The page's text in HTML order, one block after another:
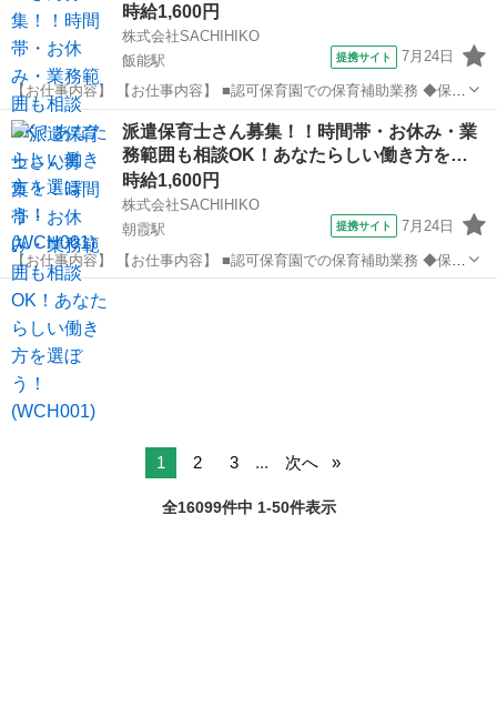
時給1,600円
株式会社SACHIHIKO
飯能駅
提携サイト 7月24日
【お仕事内容】 【お仕事内容】 ■認可保育園での保育補助業務 ◆保育
補助とは… ・遊びの見守り ・園児の身の回りのお世話 ・お出迎え・
お見送り ・保育業務に付随した雑務 など ・連絡帳の記入など ※職
場により上記業務内容の有...
埼玉 飯能市 飯能駅 保育士
派遣保育士さん募集！！時間帯・お休み・業
務範囲も相談OK！あなたらしい働き方を…
時給1,600円
株式会社SACHIHIKO
朝霞駅
提携サイト 7月24日
【お仕事内容】 【お仕事内容】 ■認可保育園での保育補助業務 ◆保育
補助とは… ・遊びの見守り ・園児の身の回りのお世話 ・お出迎え・
お見送り ・保育業務に付随した雑務 など ・連絡帳の記入など ※職
場により上記業務内容の有...
埼玉 朝霞市
1 2 3 ... 次へ
全16099件中 1-50件表示